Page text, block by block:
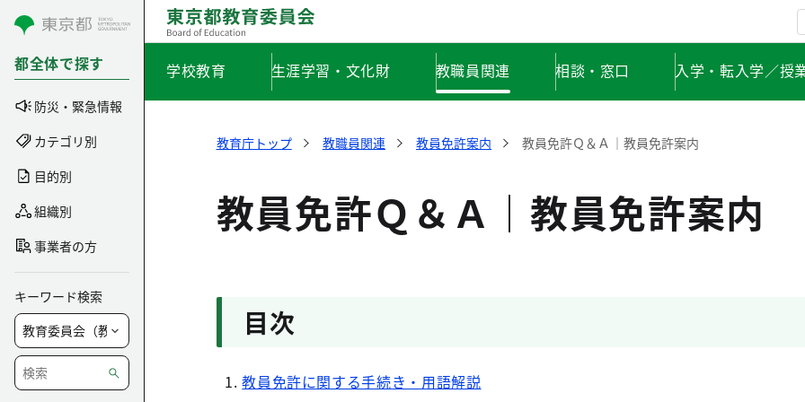
コンテンツにスキップ
都全体で探す
防災・緊急情報
カテゴリ別
目的別
組織別
事業者の方
キーワード検索
学校教育 生涯学習・文化財 教職員関連 相談・窓口 入学・転入学／授
教育庁トップ 教職員関連 教員免許案内 教員免許Ｑ＆Ａ｜教員免許案内
教員免許Ｑ＆Ａ｜教員免許案内
目次
教員免許に関する手続き・用語解説